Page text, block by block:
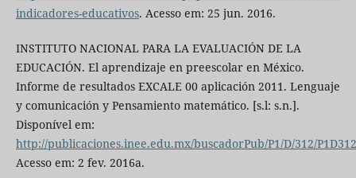
indicadores-educativos. Acesso em: 25 jun. 2016.
INSTITUTO NACIONAL PARA LA EVALUACIÓN DE LA
EDUCACIÓN. El aprendizaje en preescolar en México.
Informe de resultados EXCALE 00 aplicación 2011. Lenguaje
y comunicación y Pensamiento matemático. [s.l: s.n.].
Disponível em:
http://publicaciones.inee.edu.mx/buscadorPub/P1/D/312/
Acesso em: 2 fev. 2016a.